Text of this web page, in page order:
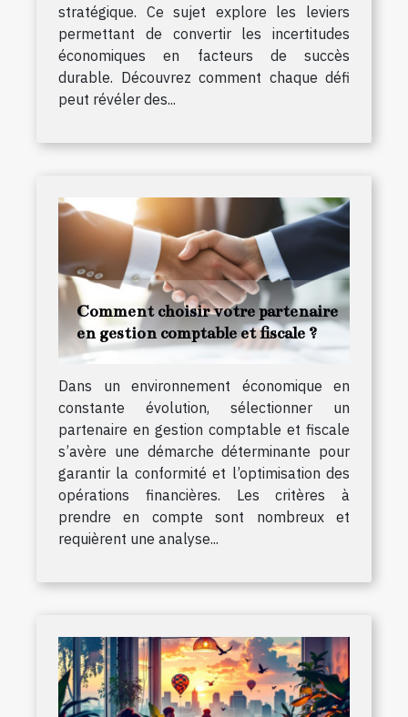
stratégique. Ce sujet explore les leviers
permettant de convertir les incertitudes
économiques en facteurs de succès
durable. Découvrez comment chaque défi
peut révéler des...
Comment choisir votre partenaire
en gestion comptable et fiscale ?
Dans un environnement économique en
constante évolution, sélectionner un
partenaire en gestion comptable et fiscale
s’avère une démarche déterminante pour
garantir la conformité et l’optimisation des
opérations financières. Les critères à
prendre en compte sont nombreux et
requièrent une analyse...